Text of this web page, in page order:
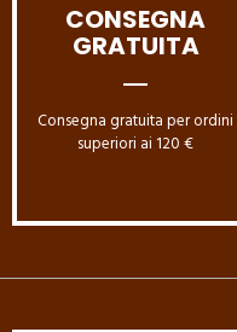
CONSEGNA
GRATUITA
Consegna gratuita per ordini
superiori ai 120 €